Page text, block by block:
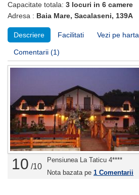
Capacitate totala: 3 locuri in 6 camere
Adresa : Baia Mare, Sacalaseni, 139A
Descriere Facilitati Vezi pe harta
Comentarii (1)
10 /10
Pensiunea La Taticu 4****
Nota bazata pe 1 Comentarii